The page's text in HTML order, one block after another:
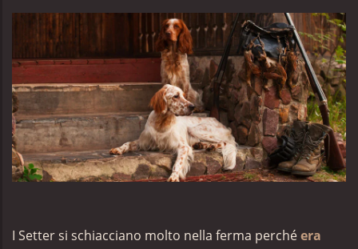
I Setter si schiacciano molto nella ferma perchéera